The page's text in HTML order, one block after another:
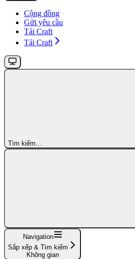
Cộng đồng
Gửi yêu cầu
Tải Craft
Tải Craft
Tìm kiếm...
Navigation
Sắp xếp & Tìm kiếm
Không gian